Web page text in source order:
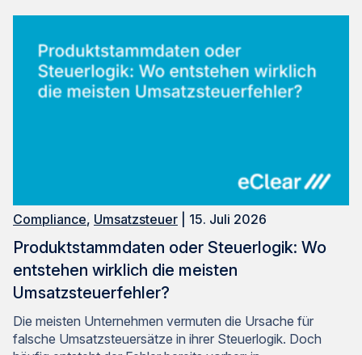
Compliance, Umsatzsteuer | 15. Juli 2026
Produktstammdaten oder Steuerlogik: Wo
entstehen wirklich die meisten
Umsatzsteuerfehler?
Die meisten Unternehmen vermuten die Ursache für
falsche Umsatzsteuersätze in ihrer Steuerlogik. Doch